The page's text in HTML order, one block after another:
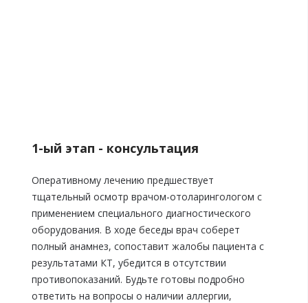
1-ый этап - консультация
Оперативному лечению предшествует
тщательный осмотр врачом-отоларингологом с
применением специального диагностического
оборудования. В ходе беседы врач соберет
полный анамнез, сопоставит жалобы пациента с
результатами КТ, убедится в отсутствии
противопоказаний. Будьте готовы подробно
ответить на вопросы о наличии аллергии,